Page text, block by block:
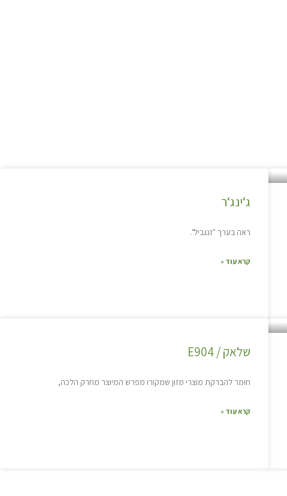
ג‘ינג‘ר
ראה בערך "זנגביל".
קרא עוד »
שלאק / E904
חומר להברקת מוצרי מזון שמקורו מפרש המיוצר מחרק הלכה,
קרא עוד »